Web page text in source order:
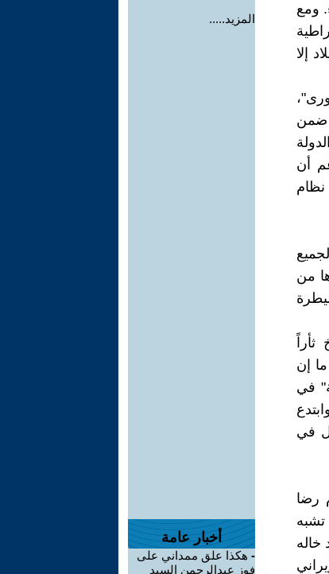
ومع
إلا
ضمن
أن
نظام
من
إن
في
في
رضا
له قصة تشبه
المزيد.....
أخبار عامة
- هكذا علق ممداني على
فوز عبدالرحمن السيد